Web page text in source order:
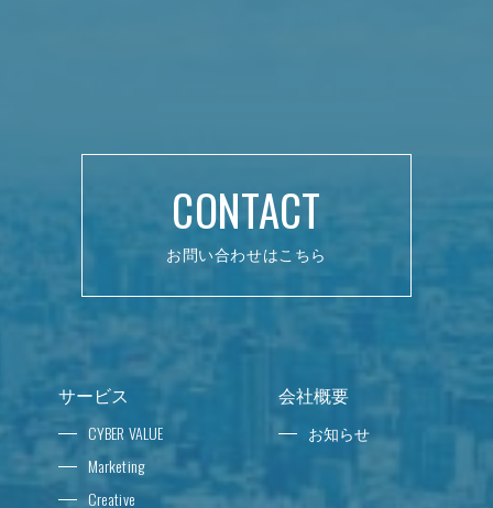
CONTACT
お問い合わせはこちら
サービス
CYBER VALUE
Marketing
Creative
会社概要
お知らせ